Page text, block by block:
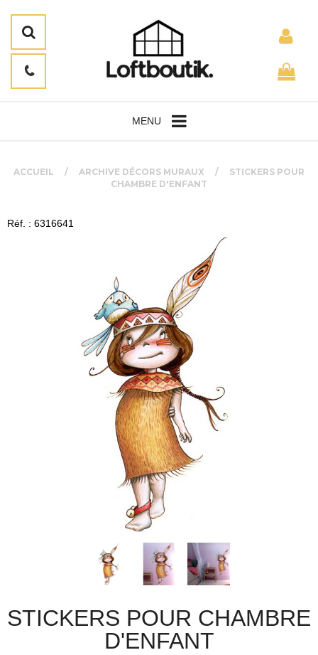
MENU
ACCUEIL ARCHIVE DÉCORS MURAUX
STICKERS POUR
CHAMBRE D'ENFANT
Réf. : 6316641
STICKERS POUR CHAMBRE
D'ENFANT